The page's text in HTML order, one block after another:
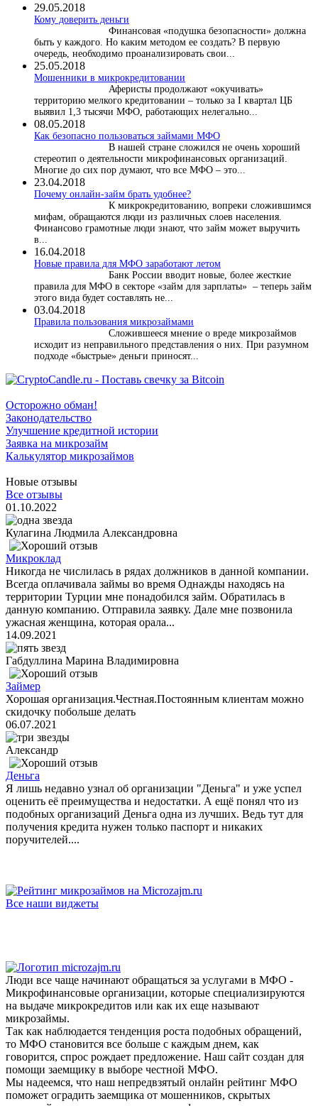
29.05.2018
Кому доверить деньги
Финансовая «подушка безопасности» должна
быть у каждого. Но каким методом ее создать? В первую
очередь, необходимо проанализировать свои...
25.05.2018
Мошенники в микрокредитовании
Аферисты продолжают «окучивать»
территорию мелкого кредитовании – только за I квартал ЦБ
выявил 1,3 тысячи МФО, работающих нелегально...
08.05.2018
Как безопасно пользоваться займами МФО
В нашей стране сложился не очень хороший
стереотип о деятельности микрофинансовых организаций.
Многие до сих пор думают, что все МФО – это...
23.04.2018
Почему онлайн-займ брать удобнее?
К микрокредитованию, вопреки сложившимся
мифам, обращаются люди из различных слоев населения.
Финансово грамотные люди знают, что займ может выручить
в...
16.04.2018
Новые правила для МФО заработают летом
Банк России вводит новые, более жесткие
правила для МФО в секторе «займ для зарплаты» – теперь займ
этого вида будет составлять не...
03.04.2018
​Правила пользования микрозаймами
Сложившееся мнение о вреде микрозаймов
исходит из неправильного представления о них. При разумном
подходе «быстрые» деньги приносят...
Осторожно обман!
Законодательство
Улучшение кредитной истории
Заявка на микрозайм
Калькулятор микрозаймов
Новые отзывы
Все отзывы
01.10.2022
Кулагина Людмила Александровна
Микроклад
Никогда не числилась в рядах должников в данной компании.
Всегда оплачивала займы во время Однажды находясь на
территории Турции мне понадобился займ. Обратилась в
данную компанию. Отправила заявку. Дале мне позвонила
ужасная женщина, которая орала...
14.09.2021
Габдуллина Марина Владимировна
Займер
Хорошая организация.Честная.Постоянным клиентам можно
скидочку побольше делать
06.07.2021
Александр
Деньга
Я лишь недавно узнал об организации "Деньга" и уже успел
оценить её преимущества и недостатки. А ещё понял что из
подобных организаций Деньга одна из лучших. Ведь тут для
получения кредита нужен только паспорт и никаких
поручителей....
Все наши виджеты
Люди все чаще начинают обращаться за услугами в МФО -
Микрофинансовые организации, которые специализируются
на выдаче микрокредитов или как их еще называют
микрозаймы.
Так как наблюдается тенденция роста подобных обращений,
то МФО становится все больше с каждым днем, как
говорится, спрос рождает предложение. Наш сайт создан для
помощи заемщику в выборе честной МФО.
Мы надеемся, что наш непредвзятый онлайн рейтинг МФО
поможет оградить заемщика от мошенников, скрытых